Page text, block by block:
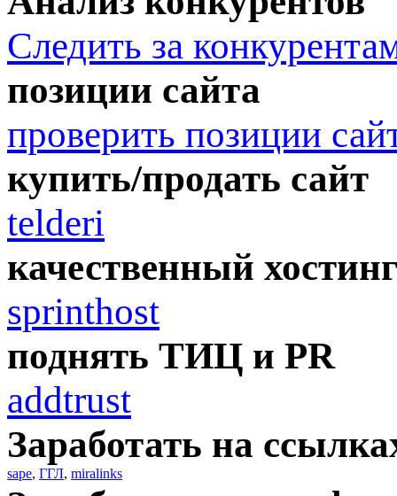
Следить за
позиции сайта
проверить позиции
купить/продать сайт
telderi
качественный
sprinthost
поднять ТИЦ и PR
addtrust
Заработать на
sape, ГГЛ, miralinks